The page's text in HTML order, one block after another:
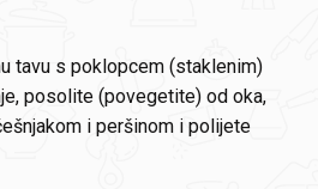
tavu s poklopcem (staklenim)
posolite (povegetite) od oka,
i peršinom i polijete